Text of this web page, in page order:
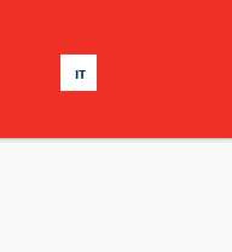
IT